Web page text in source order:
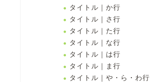
タイトル｜か行
タイトル｜さ行
タイトル｜た行
タイトル｜な行
タイトル｜は行
タイトル｜ま行
タイトル｜や・ら・わ行